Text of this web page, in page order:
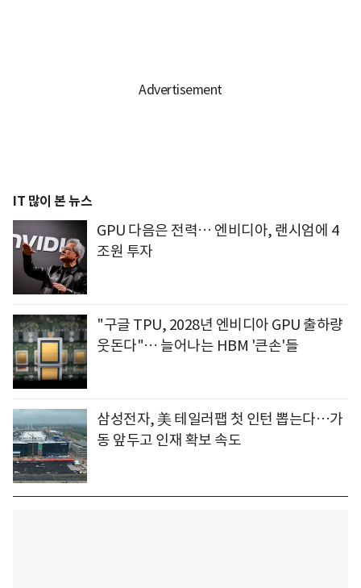
IT 많이 본 뉴스
GPU 다음은 전력… 엔비디아, 랜시엄에 4
조원 투자
"구글 TPU, 2028년 엔비디아 GPU 출하량
웃돈다"… 늘어나는 HBM '큰손'들
삼성전자, 美 테일러팹 첫 인턴 뽑는다…가
동 앞두고 인재 확보 속도